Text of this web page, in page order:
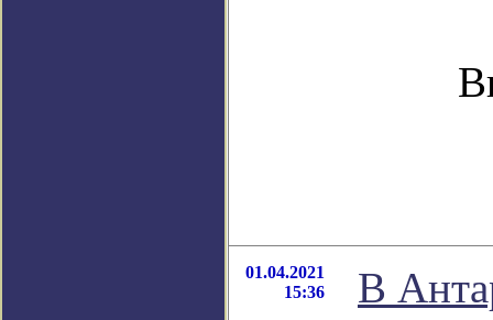
01.04.2021
15:36
В